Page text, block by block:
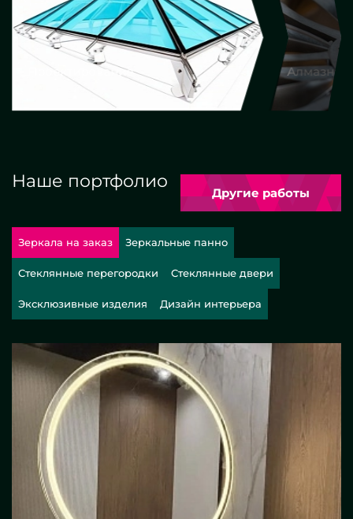
Алмазная гравировка
Наше портфолио
Другие работы
Зеркала на заказ Зеркальные панно
Стеклянные перегородки Стеклянные двери
Эксклюзивные изделия Дизайн интерьера